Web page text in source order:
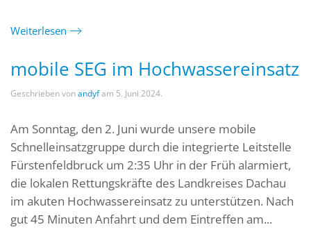
Weiterlesen
mobile SEG im Hochwassereinsatz
Geschrieben vonandyfam 5. Juni 2024.
Am Sonntag, den 2. Juni wurde unsere mobile
Schnelleinsatzgruppe durch die integrierte Leitstelle
Fürstenfeldbruck um 2:35 Uhr in der Früh alarmiert,
die lokalen Rettungskräfte des Landkreises Dachau
im akuten Hochwassereinsatz zu unterstützen. Nach
gut 45 Minuten Anfahrt und dem Eintreffen am...